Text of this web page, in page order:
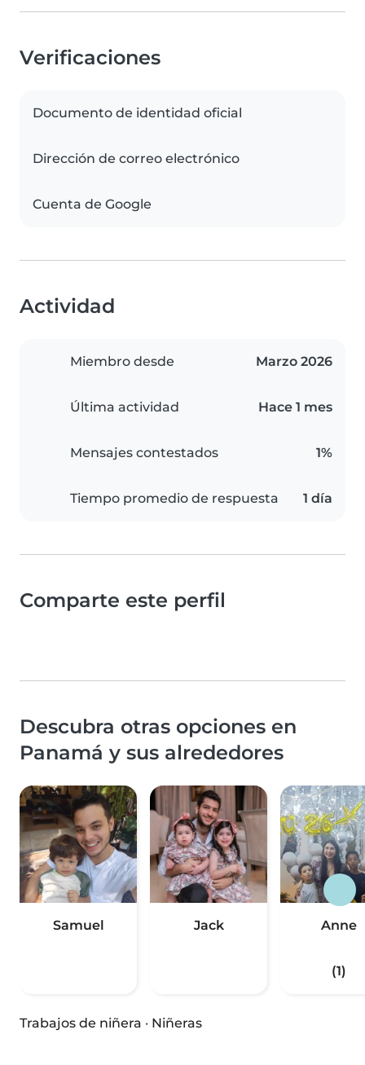
Verificaciones
Documento de identidad oficial
Dirección de correo electrónico
Cuenta de Google
Actividad
Miembro desde Marzo 2026
Última actividad Hace 1 mes
Mensajes contestados 1%
Tiempo promedio de respuesta 1 día
Comparte este perfil
Descubra otras opciones en
Panamá y sus alrededores
Samuel Jack Anne
(1)
Trabajos de niñera · Niñeras